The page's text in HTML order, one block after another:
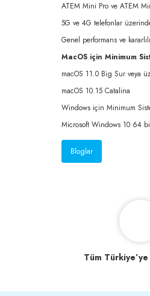
ATEM Mini Pro ve ATEM
5G ve 4G telefonlar
Genel performans ve
MacOS için Minimum
macOS 11.0 Big Sur veya
macOS 10.15 Catalina
Windows için Minimum
Microsoft Windows 10 64
Bloglar
Tüm Türkiye’ye